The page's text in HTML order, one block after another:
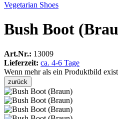
Vegetarian Shoes
Bush Boot
Art.Nr.: 13009
Lieferzeit: ca. 4-6 Tage
Wenn mehr als ein Produktbild
zurück